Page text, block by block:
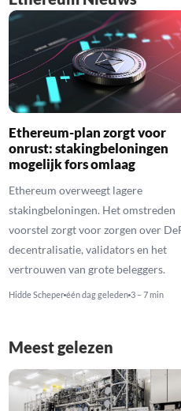
Ethereum-plan zorgt voor
onrust: stakingbeloningen
mogelijk fors omlaag
Ethereum overweegt lagere
stakingbeloningen. Het omstreden
voorstel zorgt voor zorgen over
decentralisatie, validators en het
vertrouwen van grote beleggers.
Hidde Scheper één dag geleden 3 – 7 min
Meest gelezen